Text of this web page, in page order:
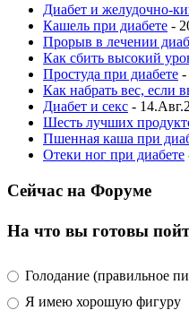
Диабет и желудочно-
Кашель при диабете -
Прорыв в лечении
Как сбить высокий
Простуда при диабете -
Как набрать вес, если
Диабет и секс -
Шесть лучших
Пшенная каша при
Отеки ног при диабете
Сейчас на Форуме
На что вы готовы
Голодание (правильное
Я имею хорошую фигуру